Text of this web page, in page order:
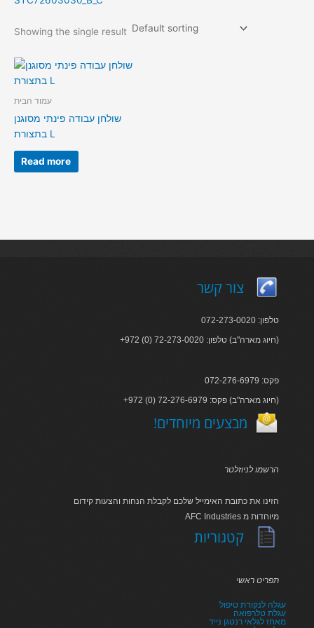
Showing the single result
עמוד הבית
שולחן עבודה פינתי מסוגנן
בתצורת L
Read more
צור קשר
טלפון: 072-273-0020
+972 (0) 72-273-0020 :חיוג מארה"ב) טלפון)
פקס: 072-276-6979
+972 (0) 72-276-6979 :חיוג מארה"ב) פקס)
!מבצעים מיוחדים
הרשמו לניוזלטר
הזינו את כתובת האימייל שלכם לקבלת הנחות והצעות קידום
AFC Industries מיוחדות מ
קטגוריות
תפריט ראשי
עגלה לנקודת טיפול
עגלת טלרפואה
מאחז לגלאי רנטגן נייד